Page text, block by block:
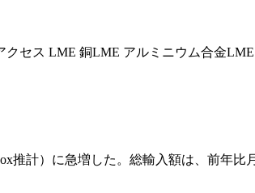
クセス LME 銅LME アルミニウム合金
推計）に急増した。総輸入額は、前年比